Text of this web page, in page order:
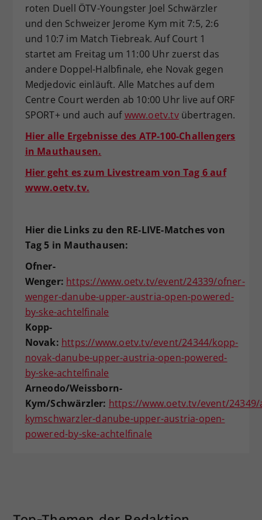
roten Duell ÖTV-Youngster Joel Schwärzler
und den Schweizer Jerome Kym mit 7:5, 2:6
und 10:7 im Match Tiebreak. Auf Court 1
startet am Freitag um 11:00 Uhr zuerst das
andere Doppel-Halbfinale, ehe Novak gegen
Medjedovic einläuft. Alle Matches auf dem
Centre Court werden ab 10:00 Uhr live auf ORF
SPORT+ und auch aufwww.oetv.tvübertragen.
Hier alle Ergebnisse des ATP-100-Challengers
in Mauthausen.
Hier geht es zum Livestream von Tag 6 auf
www.oetv.tv.
Hier die Links zu den RE-LIVE-Matches von
Tag 5 in Mauthausen:
Ofner-
Wenger: https://www.oetv.tv/event/24339/ofner-
wenger-danube-upper-austria-open-powered-
by-ske-achtelfinale
Kopp-
Novak: https://www.oetv.tv/event/24344/kopp-
novak-danube-upper-austria-open-powered-
by-ske-achtelfinale
Arneodo/Weissborn-
Kym/Schwärzler: https://www.oetv.tv/event/
kymschwarzler-danube-upper-austria-open-
powered-by-ske-achtelfinale